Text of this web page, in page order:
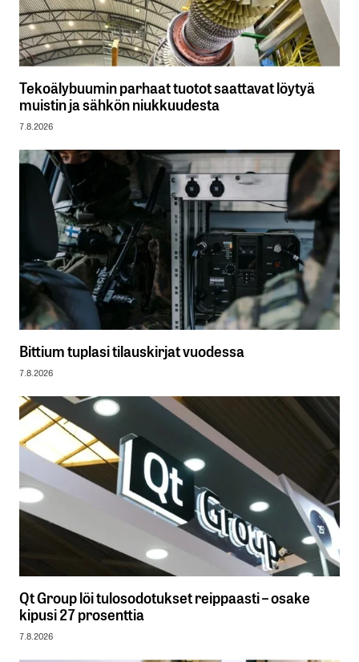
Tekoälybuumin parhaat tuotot saattavat löytyä
muistin ja sähkön niukkuudesta
7.8.2026
Bittium tuplasi tilauskirjat vuodessa
7.8.2026
Qt Group löi tulosodotukset reippaasti – osake
kipusi 27 prosenttia
7.8.2026